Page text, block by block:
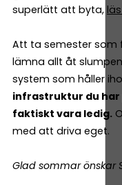
superlätt att byta,
Att ta semester som
lämna allt åt
system som håller
infrastruktur du har
faktiskt vara ledig.
med att driva eget.
Glad sommar önskar